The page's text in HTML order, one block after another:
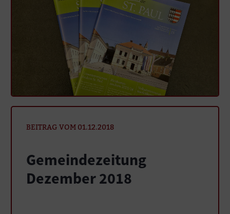
BEITRAG VOM 01.12.2018
Gemeindezeitung
Dezember 2018